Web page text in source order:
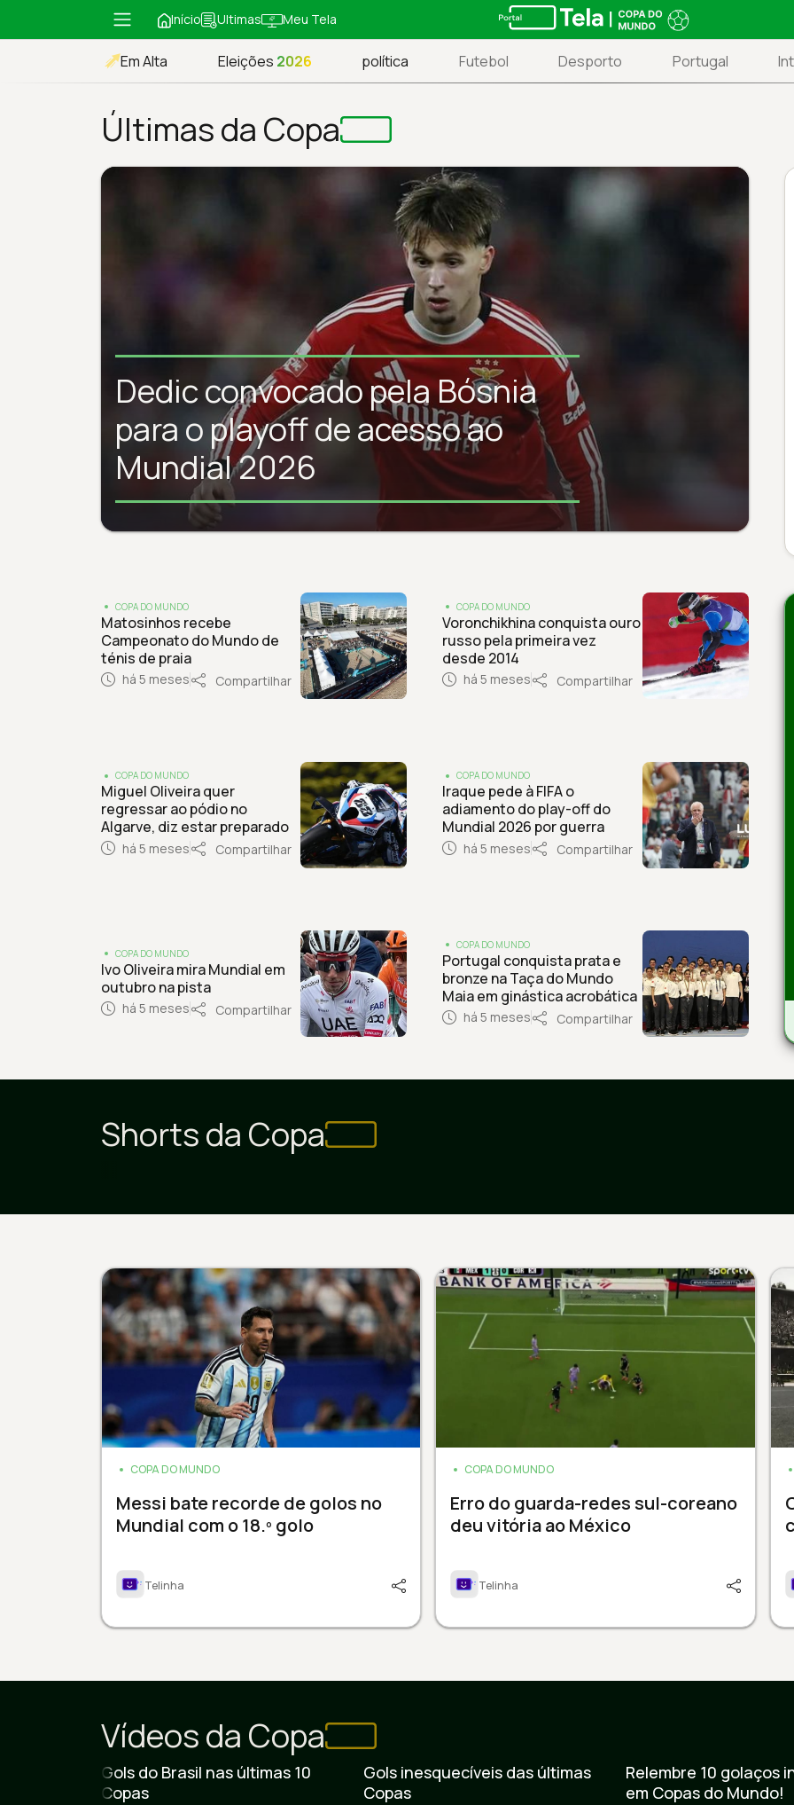
Início Ultimas Meu Tela
Em Alta Eleições 2026 política Futebol Desporto Portugal
Últimas da Copa
Dedic convocado pela Bósnia
para o playoff de acesso ao
Mundial 2026
COPA DO MUNDO
Matosinhos recebe
Campeonato do Mundo de
ténis de praia
há 5 meses Compartilhar
COPA DO MUNDO
Miguel Oliveira quer
regressar ao pódio no
Algarve, diz estar preparado
há 5 meses Compartilhar
COPA DO MUNDO
Ivo Oliveira mira Mundial em
outubro na pista
há 5 meses Compartilhar
COPA DO MUNDO
Voronchikhina conquista ouro
russo pela primeira vez
desde 2014
há 5 meses Compartilhar
COPA DO MUNDO
Iraque pede à FIFA o
adiamento do play-off do
Mundial 2026 por guerra
há 5 meses Compartilhar
COPA DO MUNDO
Portugal conquista prata e
bronze na Taça do Mundo
Maia em ginástica acrobática
há 5 meses Compartilhar
Shorts da Copa
Últimos 6 artilheiros da
1:12
Por onde anda cada
Jogadores
que disputaram a
COPA DO MUNDO
Messi bate recorde de golos no
Mundial com o 18.º golo
Telinha
COPA DO MUNDO
Erro do guarda-redes sul-coreano
deu vitória ao México
Telinha
Vídeos da Copa
Ver vídeo
Gols do Brasil nas últimas 10
Copas
Gols inesquecíveis das últimas
Copas
Relembre 10 golaços
em Copas do Mundo!